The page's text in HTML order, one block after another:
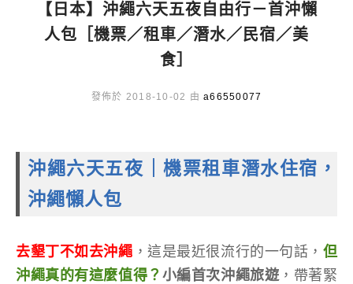
【日本】沖繩六天五夜自由行－首沖懶
人包［機票／租車／潛水／民宿／美
食］
發佈於 2018-10-02 由 a66550077
沖繩六天五夜 ｜機票租車潛水住宿，
沖繩懶人包
去墾丁不如去沖繩 ，這是最近很流行的一句話，但
沖繩真的有這麼值得？ 小編首次沖繩旅遊，帶著緊